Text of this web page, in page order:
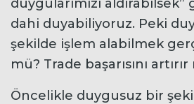
duygularımızı
dahi duyabiliyoruz. Peki
şekilde işlem alabilmek
mü? Trade başarısını artırır
Öncelikle duygusuz bir